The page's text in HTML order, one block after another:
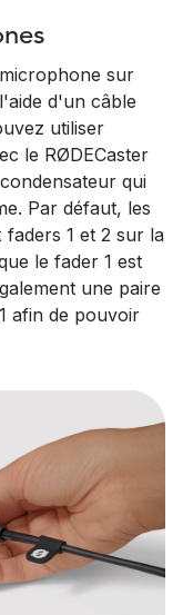
sur
d'un câble
utiliser
le RØDECaster
qui
Par défaut, les
1 et 2 sur la
le fader 1 est
une paire
afin de pouvoir